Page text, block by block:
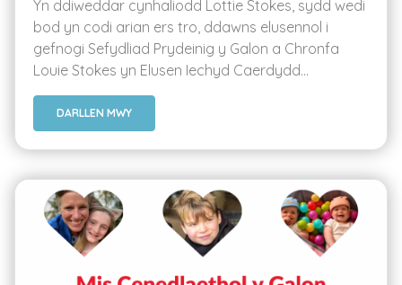
Yn ddiweddar cynhaliodd Lottie Stokes, sydd wedi
bod yn codi arian ers tro, ddawns elusennol i
gefnogi Sefydliad Prydeinig y Galon a Chronfa
Louie Stokes yn Elusen Iechyd Caerdydd...
DARLLEN MWY